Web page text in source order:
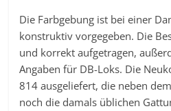
Die Farbgebung ist bei einer
konstruktiv vorgegeben. Die
und korrekt aufgetragen,
Angaben für DB-Loks. Die
814 ausgeliefert, die neben
noch die damals üblichen